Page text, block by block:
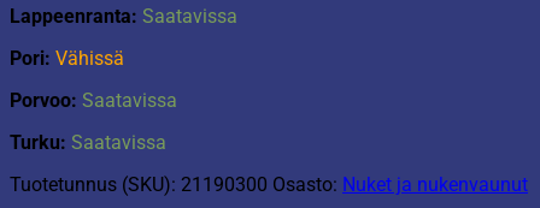
Lappeenranta: Saatavissa
Pori: Vähissä
Porvoo: Saatavissa
Turku: Saatavissa
Tuotetunnus (SKU): 21190300 Osasto: Nuket ja nukenvaunut